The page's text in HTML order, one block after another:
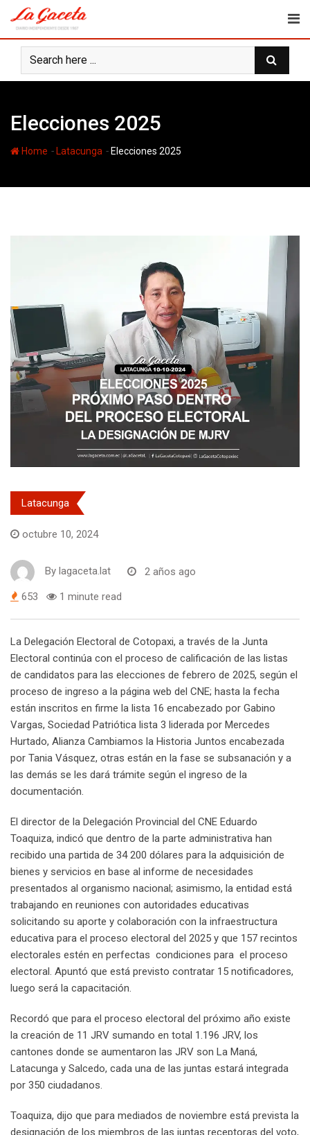
content
Elecciones 2025
Home - Latacunga - Elecciones 2025
Latacunga
octubre 10, 2024
By lagaceta.lat 2 años ago
653 1 minute read
La Delegación Electoral de Cotopaxi, a través de la Junta
Electoral continúa con el proceso de calificación de las listas
de candidatos para las elecciones de febrero de 2025, según el
proceso de ingreso a la página web del CNE; hasta la fecha
están inscritos en firme la lista 16 encabezado por Gabino
Vargas, Sociedad Patriótica lista 3 liderada por Mercedes
Hurtado, Alianza Cambiamos la Historia Juntos encabezada
por Tania Vásquez, otras están en la fase se subsanación y a
las demás se les dará trámite según el ingreso de la
documentación.
El director de la Delegación Provincial del CNE Eduardo
Toaquiza, indicó que dentro de la parte administrativa han
recibido una partida de 34 200 dólares para la adquisición de
bienes y servicios en base al informe de necesidades
presentados al organismo nacional; asimismo, la entidad está
trabajando en reuniones con autoridades educativas
solicitando su aporte y colaboración con la infraestructura
educativa para el proceso electoral del 2025 y que 157 recintos
electorales estén en perfectas condiciones para el proceso
electoral. Apuntó que está previsto contratar 15 notificadores,
luego será la capacitación.
Recordó que para el proceso electoral del próximo año existe
la creación de 11 JRV sumando en total 1.196 JRV, los
cantones donde se aumentaron las JRV son La Maná,
Latacunga y Salcedo, cada una de las juntas estará integrada
por 350 ciudadanos.
Toaquiza, dijo que para mediados de noviembre está prevista la
designación de los miembros de las juntas receptoras del voto,